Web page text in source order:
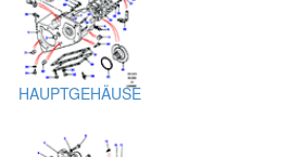
HAUPTGEHÄUSE